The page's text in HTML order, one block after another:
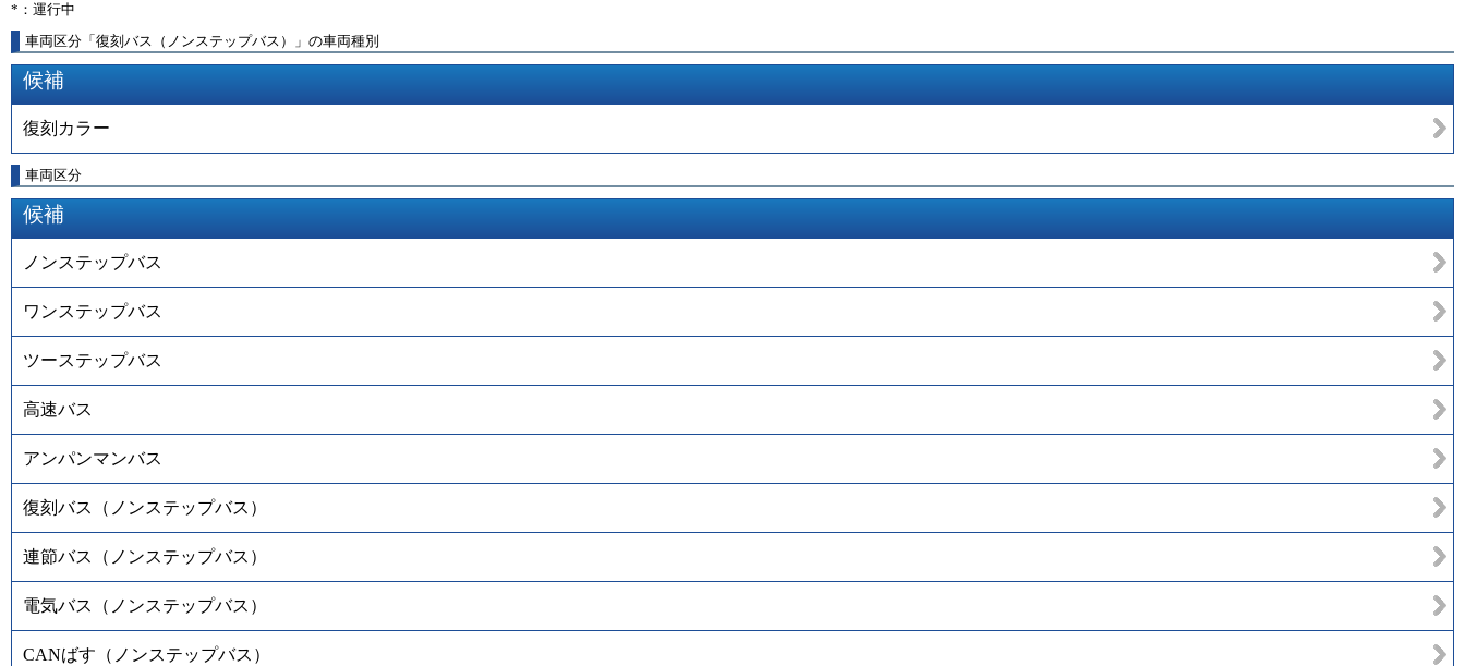
*：運行中
車両区分「復刻バス（ノンステップバス）」の車両種別
候補
復刻カラー
車両区分
候補
ノンステップバス
ワンステップバス
ツーステップバス
高速バス
アンパンマンバス
復刻バス（ノンステップバス）
連節バス（ノンステップバス）
電気バス（ノンステップバス）
CANばす（ノンステップバス）